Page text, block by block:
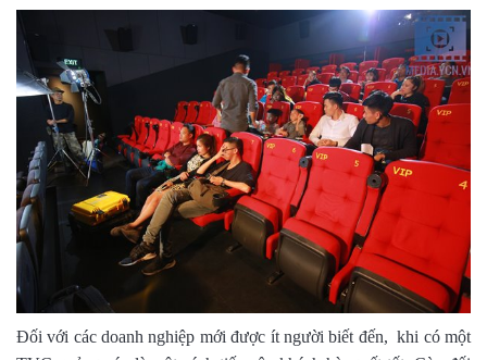
Đối với các doanh nghiệp mới được ít người biết đến, khi có một